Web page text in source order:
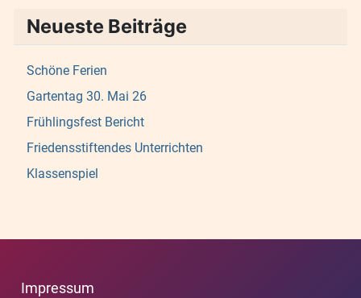
Neueste Beiträge
Schöne Ferien
Gartentag 30. Mai 26
Frühlingsfest Bericht
Friedensstiftendes Unterrichten
Klassenspiel
Impressum